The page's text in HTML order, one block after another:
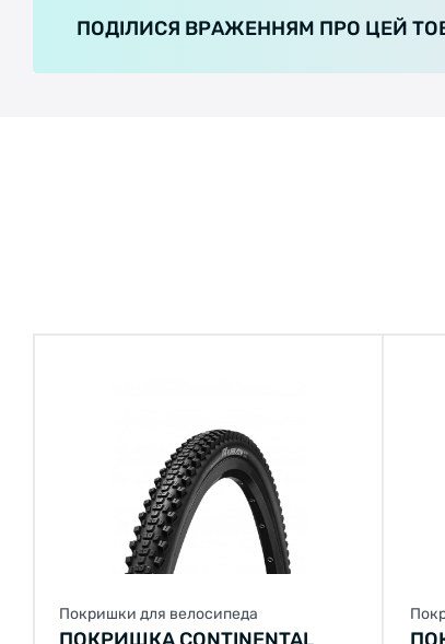
ПОДІЛИСЯ ВРАЖЕННЯМ ПРО ЦЕЙ
Покришки для велосипеда